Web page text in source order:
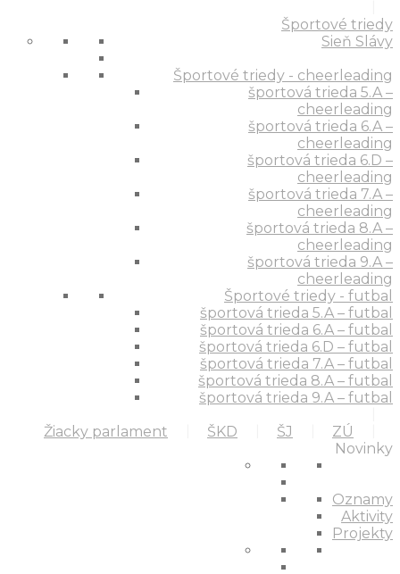
Športové triedy
Sieň Slávy
Športové triedy - cheerleading
športová trieda 5.A –
cheerleading
športová trieda 6.A –
cheerleading
športová trieda 6.D –
cheerleading
športová trieda 7.A –
cheerleading
športová trieda 8.A –
cheerleading
športová trieda 9.A –
cheerleading
Športové triedy - futbal
športová trieda 5.A – futbal
športová trieda 6.A – futbal
športová trieda 6.D – futbal
športová trieda 7.A – futbal
športová trieda 8.A – futbal
športová trieda 9.A – futbal
Žiacky parlament
ŠKD ŠJ
ZÚ
Novinky
Oznamy
Aktivity
Projekty